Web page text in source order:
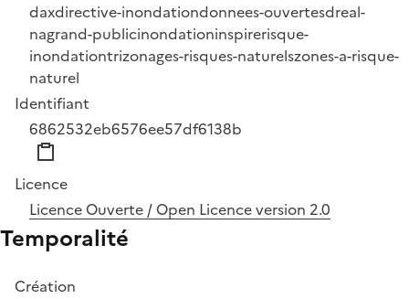
daxdirective-inondationdonnees-ouvertesdreal-
nagrand-publicinondationinspirerisque-
inondationtrizonages-risques-naturelszones-a-risque-
naturel
Identifiant
6862532eb6576ee57df6138b
Licence
Licence Ouverte / Open Licence version 2.0
Temporalité
Création